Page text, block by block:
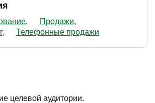
Продажи
Телефонные продажи
целевой аудитории.